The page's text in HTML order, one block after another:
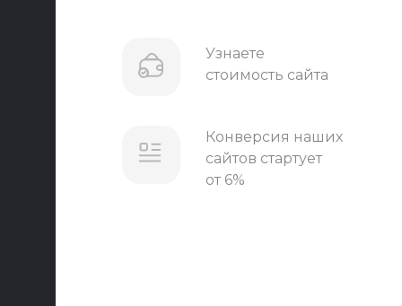
Узнаете
стоимость сайта
Конверсия наших
сайтов стартует
от 6%